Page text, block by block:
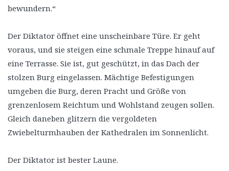
bewundern.“
Der Diktator öffnet eine unscheinbare Türe. Er geht
voraus, und sie steigen eine schmale Treppe hinauf auf
eine Terrasse. Sie ist, gut geschützt, in das Dach der
stolzen Burg eingelassen. Mächtige Befestigungen
umgeben die Burg, deren Pracht und Größe von
grenzenlosem Reichtum und Wohlstand zeugen sollen.
Gleich daneben glitzern die vergoldeten
Zwiebelturmhauben der Kathedralen im Sonnenlicht.
Der Diktator ist bester Laune.